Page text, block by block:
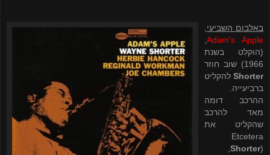
באלבום השביעי
Adam's Apple
(הוקלט בשנת
1966) שוב חוזר
Shorter להקליט
ברביעייה.
ההרכב דומה
מאד להרכב
שהקליט את
Etcetera
(
Shorter